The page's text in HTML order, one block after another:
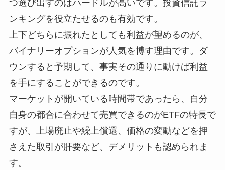
つ選び出すのはハードルが高いです。投資信託ラ
ンキングを役立たせるのも有効です。
上下どちらに振れたとしても利益が望めるのが、
バイナリーオプションが人気を博す理由です。ダ
ウンすると予期して、事実その通りに動けば利益
を手にすることができるのです。
マーケットが開いている時間帯であったら、自分
自身の都合に合わせて売買できるのがETFの特長で
すが、上場廃止や繰上償還、価格の変動などを押
さえた取引が肝要など、デメリットも認められま
す。